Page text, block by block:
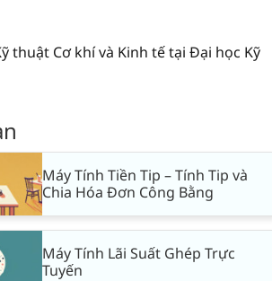
thuật Cơ khí và Kinh tế tại Đại học Kỹ
Máy Tính Tiền Tip – Tính Tip và
Chia Hóa Đơn Công Bằng
Máy Tính Lãi Suất Ghép Trực
Tuyến